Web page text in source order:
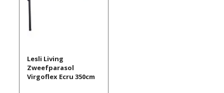
Lesli Living
Zweefparasol
Virgoflex Ecru 350cm